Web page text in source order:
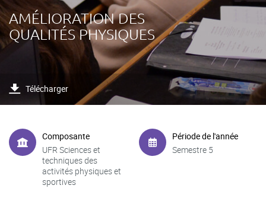
AMÉLIORATION DES
QUALITÉS PHYSIQUES
Télécharger
Composante
UFR Sciences et
techniques des
activités physiques et
sportives
Période de l'année
Semestre 5